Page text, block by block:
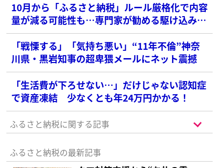
10月から「ふるさと納税」ルール厳格化で内容
量が減る可能性も…専門家が勧める駆け込み返
戻品BEST3
「戦慄する」「気持ち悪い」“11年不倫”神奈
川県・黒岩知事の超卑猥メールにネット震撼
「生活費が下ろせない…」だけじゃない認知症
で資産凍結 少なくとも年24万円かかる！
ふるさと納税に関する記事
ふるさと納税の最新記事